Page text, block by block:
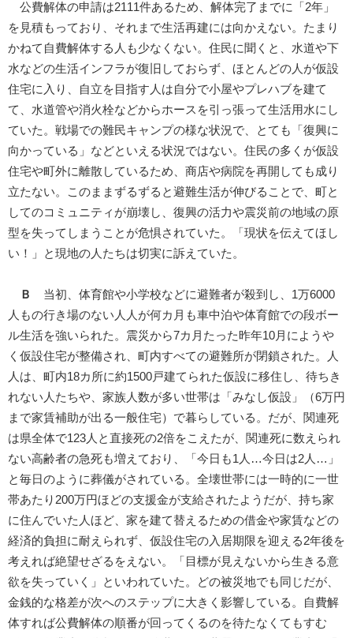
公費解体の申請は2111件あるため、解体完了までに「2年」
を見積もっており、それまで生活再建には向かえない。たまり
かねて自費解体する人も少なくない。住民に聞くと、水道や下
水などの生活インフラが復旧しておらず、ほとんどの人が仮設
住宅に入り、自立を目指す人は自分で小屋やプレハブを建て
て、水道管や消火栓などからホースを引っ張って生活用水にし
ていた。戦場での難民キャンプの様な状況で、とても「復興に
向かっている」などといえる状況ではない。住民の多くが仮設
住宅や町外に離散しているため、商店や病院を再開しても成り
立たない。このままずるずると避難生活が伸びることで、町と
してのコミュニティが崩壊し、復興の活力や震災前の地域の原
型を失ってしまうことが危惧されていた。「現状を伝えてほし
い！」と現地の人たちは切実に訴えていた。
Ｂ
当初、体育館や小学校などに避難者が殺到し、1万6000
人もの行き場のない人人が何カ月も車中泊や体育館での段ボー
ル生活を強いられた。震災から7カ月たった昨年10月にようや
く仮設住宅が整備され、町内すべての避難所が閉鎖された。人
人は、町内18カ所に約1500戸建てられた仮設に移住し、待ちき
れない人たちや、家族人数が多い世帯は「みなし仮設」（6万円
まで家賃補助が出る一般住宅）で暮らしている。だが、関連死
は県全体で123人と直接死の2倍をこえたが、関連死に数えられ
ない高齢者の急死も増えており、「今日も1人…今日は2人…」
と毎日のように葬儀がされている。全壊世帯には一時的に一世
帯あたり200万円ほどの支援金が支給されたようだが、持ち家
に住んでいた人ほど、家を建て替えるための借金や家賃などの
経済的負担に耐えられず、仮設住宅の入居期限を迎える2年後を
考えれば絶望せざるをえない。「目標が見えないから生きる意
欲を失っていく」といわれていた。どの被災地でも同じだが、
金銭的な格差が次へのステップに大きく影響している。自費解
体すれば公費解体の順番が回ってくるのを待たなくてもすむ